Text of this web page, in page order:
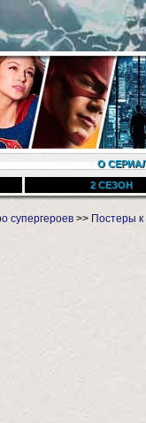
О
2 СЕЗОН
супергероев >> Постеры к